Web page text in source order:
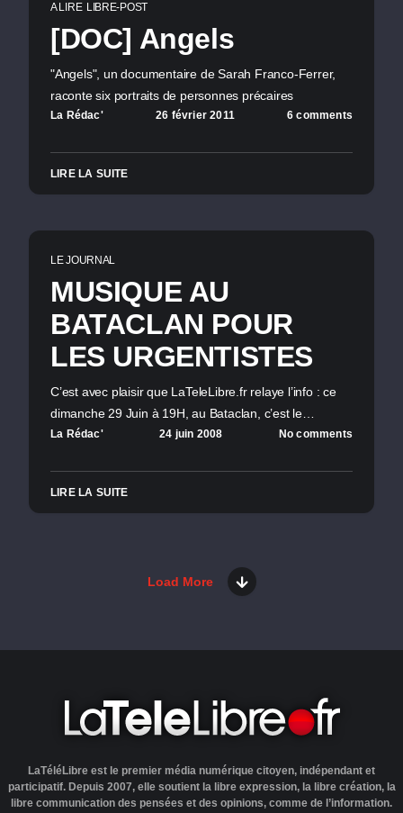
A LIRE LIBRE-POST
[DOC] Angels
"Angels", un documentaire de Sarah Franco-Ferrer,
raconte six portraits de personnes précaires
La Rédac' 26 février 2011 6 comments
LIRE LA SUITE
LE JOURNAL
MUSIQUE AU
BATACLAN POUR
LES URGENTISTES
C’est avec plaisir que LaTeleLibre.fr relaye l’info : ce
dimanche 29 Juin à 19H, au Bataclan, c’est le…
La Rédac' 24 juin 2008 No comments
LIRE LA SUITE
Load More
LaTéléLibre est le premier média numérique citoyen, indépendant et
participatif. Depuis 2007, elle soutient la libre expression, la libre création, la
libre communication des pensées et des opinions, comme de l’information.